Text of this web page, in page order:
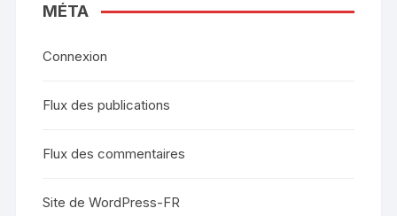
MÉTA
Connexion
Flux des publications
Flux des commentaires
Site de WordPress-FR